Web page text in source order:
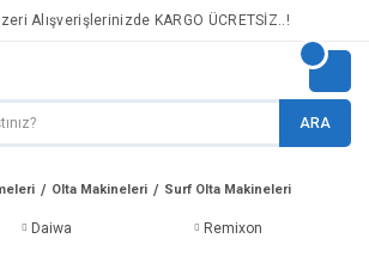
Alışverişlerinizde KARGO ÜCRETSİZ..!
ARA
Olta Makineleri Surf Olta Makineleri
Daiwa Remixon